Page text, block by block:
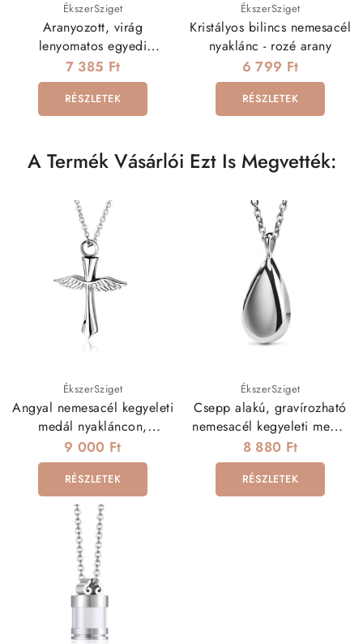
ÉkszerSziget
Aranyozott, virág
lenyomatos egyedi
nemesacél nyaklánc
(60cmx5,2mm)
7 385 Ft
RÉSZLETEK
ÉkszerSziget
Kristályos bilincs nemesacél
nyaklánc - rozé arany
6 799 Ft
RÉSZLETEK
A Termék Vásárlói Ezt Is Megvették:
ÉkszerSziget
Angyal nemesacél kegyeleti
medál nyakláncon,
tölcsérrel
9 000 Ft
RÉSZLETEK
ÉkszerSziget
Csepp alakú, gravírozható
nemesacél kegyeleti medál
nyakláncon
8 880 Ft
RÉSZLETEK